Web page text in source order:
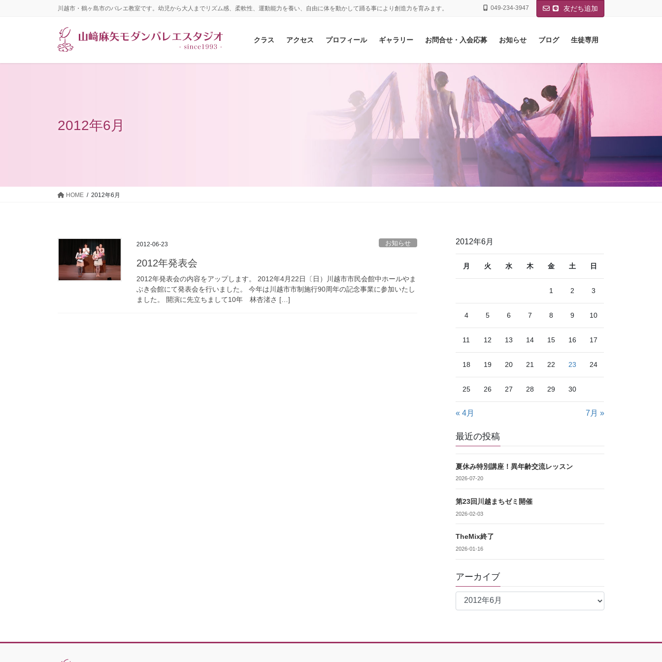
に
ョ
川越市・鶴ヶ島市のバレエ教室です。幼児から大人までリズム感、柔軟性、運動能力を養い、自由に体を動かして踊る事により創造力を育みます。 049-234-3947 友だち追加
クラス アクセス プロフィール ギャラリー お問合せ・入会応募 お知らせ ブログ 生徒専用
2012年6月
HOME 2012年6月
2012-06-23 お知らせ
2012年発表会
2012年発表会の内容をアップします。 2012年4月22日〔日）川越市市民会館中ホールやま
ぶき会館にて発表会を行いました。 今年は川越市市制施行90周年の記念事業に参加いたし
ました。 開演に先立ちまして10年 林杏渚さ […]
2012年6月
月 火 水 木 金 土 日
1 2 3
4 5 6 7 8 9 10
11 12 13 14 15 16 17
18 19 20 21 22 23 24
25 26 27 28 29 30
« 4月 7月 »
最近の投稿
夏休み特別講座！異年齢交流レッスン
2026-07-20
第23回川越まちゼミ開催
2026-02-03
TheMix終了
2026-01-16
アーカイブ
ア